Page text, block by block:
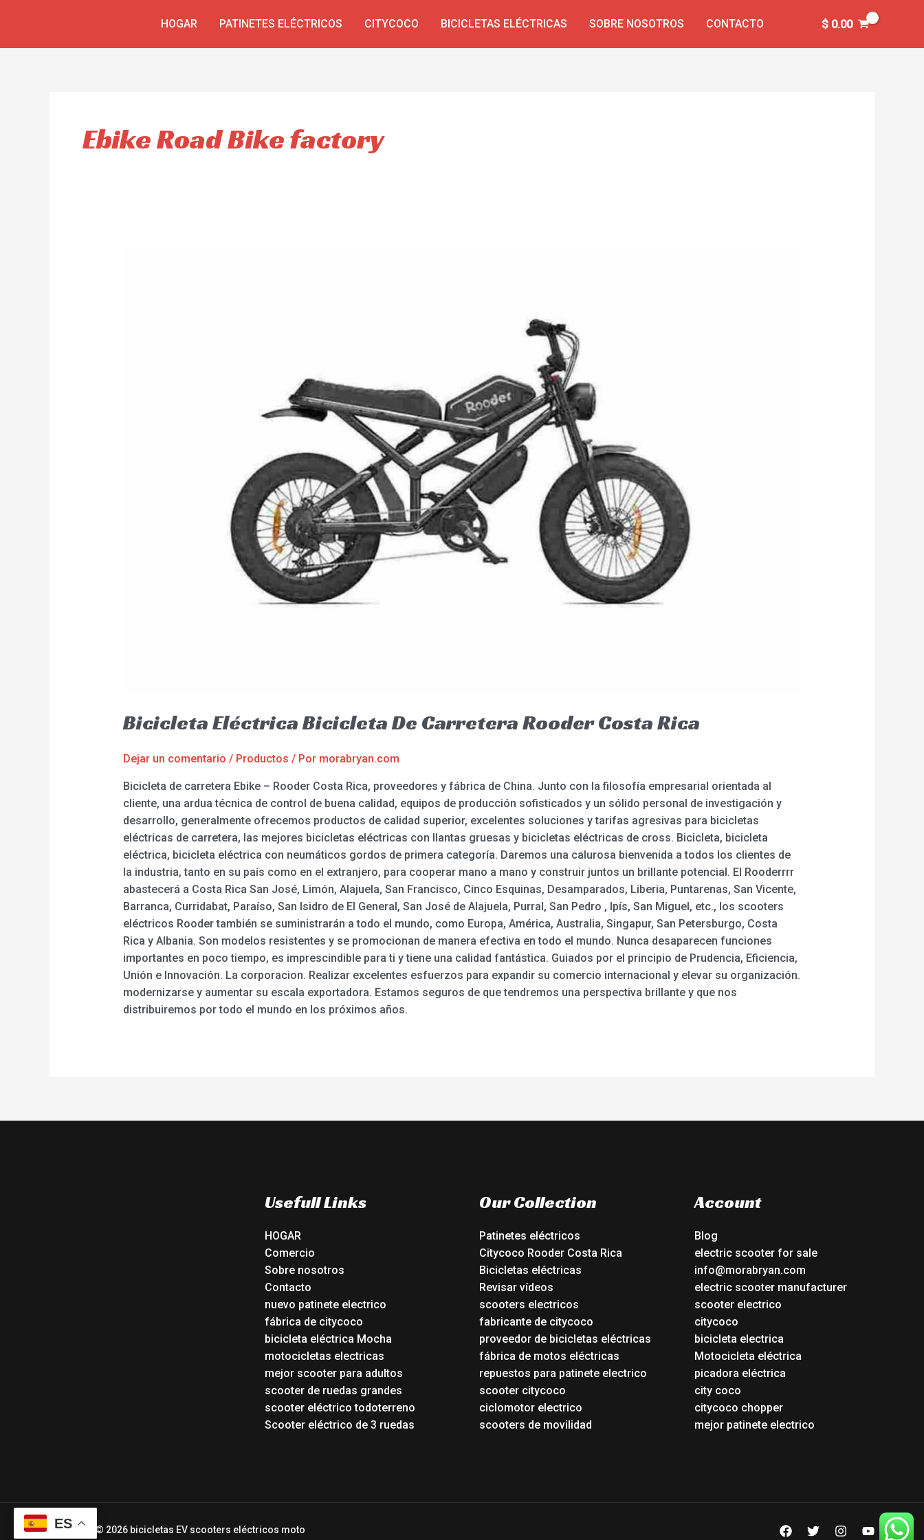
HOGAR PATINETES ELÉCTRICOS CITYCOCO BICICLETAS ELÉCTRICAS SOBRE NOSOTROS CONTACTO $0.00
Ebike Road Bike factory
Bicicleta Eléctrica Bicicleta De Carretera Rooder Costa Rica
Dejar un comentario / Productos / Por morabryan.com
Bicicleta de carretera Ebike – Rooder Costa Rica, proveedores y fábrica de China. Junto con la filosofía empresarial orientada al
cliente, una ardua técnica de control de buena calidad, equipos de producción sofisticados y un sólido personal de investigación y
desarrollo, generalmente ofrecemos productos de calidad superior, excelentes soluciones y tarifas agresivas para bicicletas
eléctricas de carretera, las mejores bicicletas eléctricas con llantas gruesas y bicicletas eléctricas de cross. Bicicleta, bicicleta
eléctrica, bicicleta eléctrica con neumáticos gordos de primera categoría. Daremos una calurosa bienvenida a todos los clientes de
la industria, tanto en su país como en el extranjero, para cooperar mano a mano y construir juntos un brillante potencial. El Rooderrrr
abastecerá a Costa Rica San José, Limón, Alajuela, San Francisco, Cinco Esquinas, Desamparados, Liberia, Puntarenas, San Vicente,
Barranca, Curridabat, Paraíso, San Isidro de El General, San José de Alajuela, Purral, San Pedro , Ipís, San Miguel, etc., los scooters
eléctricos Rooder también se suministrarán a todo el mundo, como Europa, América, Australia, Singapur, San Petersburgo, Costa
Rica y Albania. Son modelos resistentes y se promocionan de manera efectiva en todo el mundo. Nunca desaparecen funciones
importantes en poco tiempo, es imprescindible para ti y tiene una calidad fantástica. Guiados por el principio de Prudencia, Eficiencia,
Unión e Innovación. La corporacion. Realizar excelentes esfuerzos para expandir su comercio internacional y elevar su organización.
modernizarse y aumentar su escala exportadora. Estamos seguros de que tendremos una perspectiva brillante y que nos
distribuiremos por todo el mundo en los próximos años.
Usefull Links
HOGAR
Comercio
Sobre nosotros
Contacto
nuevo patinete electrico
fábrica de citycoco
bicicleta eléctrica Mocha
motocicletas electricas
mejor scooter para adultos
scooter de ruedas grandes
scooter eléctrico todoterreno
Scooter eléctrico de 3 ruedas
Our Collection
Patinetes eléctricos
Citycoco Rooder Costa Rica
Bicicletas eléctricas
Revisar vídeos
scooters electricos
fabricante de citycoco
proveedor de bicicletas eléctricas
fábrica de motos eléctricas
repuestos para patinete electrico
scooter citycoco
ciclomotor electrico
scooters de movilidad
Account
Blog
electric scooter for sale
info@morabryan.com
electric scooter manufacturer
scooter electrico
citycoco
bicicleta electrica
Motocicleta eléctrica
picadora eléctrica
city coco
citycoco chopper
mejor patinete electrico
Copyright © 2026 bicicletas EV scooters eléctricos moto
ES